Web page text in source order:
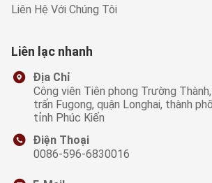
Liên Hệ Với Chúng Tôi
Liên lạc nhanh
Địa Chỉ
Công viên Tiên phong Trường
trấn Fugong, quận Longhai, thành
tỉnh Phúc Kiến
Điện Thoại
0086-596-6830016